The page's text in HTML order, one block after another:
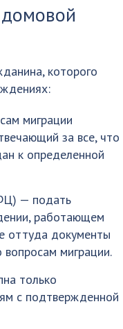
которого
миграции
за все, что
к определенной
— подать
работающем
оттуда документы
миграции.
только
с подтвержденной